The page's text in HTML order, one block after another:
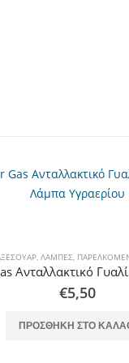
, ΛΆΜΠΕΣ, ΠΑΡΕΛΚΌΜΕΝΑ
€5,50
ΠΡΟΣΘΉΚΗ ΣΤΟ